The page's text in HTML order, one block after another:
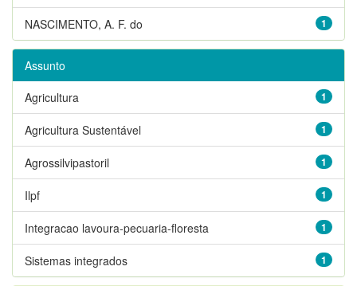
1
NASCIMENTO, A. F. do
Assunto
1
Agricultura
1
Agricultura Sustentável
1
Agrossilvipastoril
1
Ilpf
1
Integracao lavoura-pecuaria-floresta
1
Sistemas integrados